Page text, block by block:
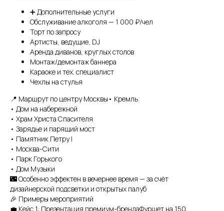
➕ Дополнительные услуги
Обслуживание алкоголя — 1 000 ₽/чел
Торт по запросу
Артисты, ведущие, DJ
Аренда диванов, круглых столов
Монтаж/демонтаж баннера
Караоке и тех. специалист
Чехлы на стулья
📍 Маршрут по центру Москвы• Кремль
• Дом на набережной
• Храм Христа Спасителя
• Зарядье и парящий мост
• Памятник Петру I
• Москва-Сити
• Парк Горького
• Дом Музыки
🌃 Особенно эффектен в вечернее время — за счёт
дизайнерской подсветки и открытых палуб
🎉 Примеры мероприятий
💼 Кейс 1: Презентация премиум-брендаФуршет на 150
Остались вопросы?
+7
персональных данных на условиях
Согласияи подтверждаю, что
ознакомлен(а) сПолитикой обработки
персональных данных.